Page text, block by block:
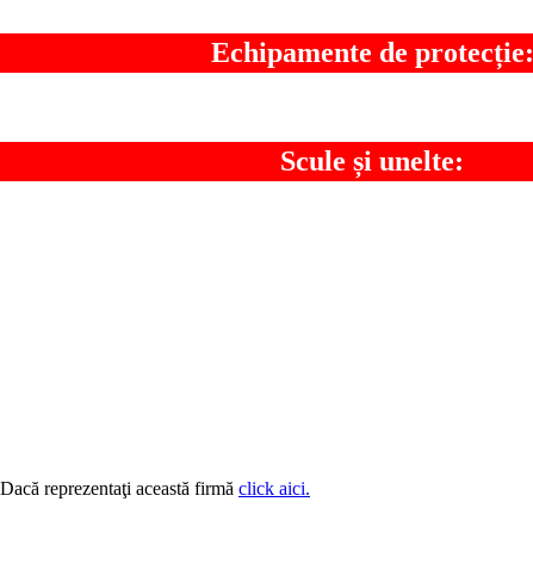
Echipamente de protecție:
Scule și unelte:
reprezentaţi această firmă click aici.